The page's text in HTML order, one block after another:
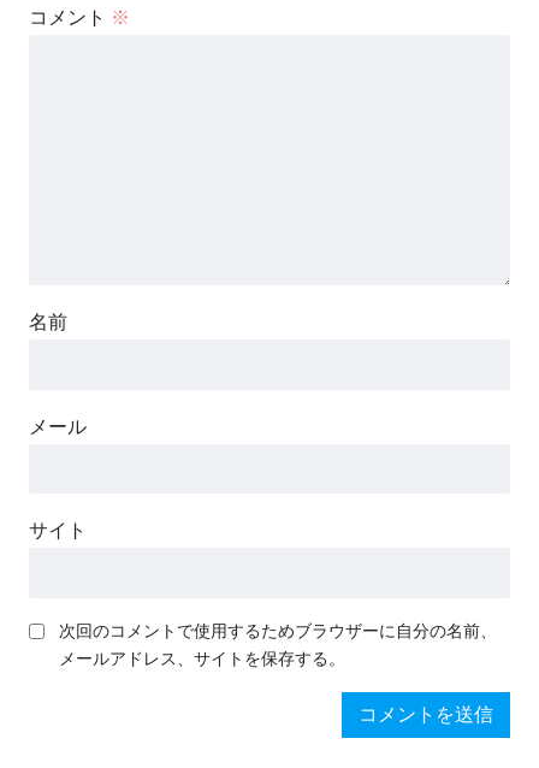
コメント ※
名前
メール
サイト
次回のコメントで使用するためブラウザーに自分の名前、
メールアドレス、サイトを保存する。